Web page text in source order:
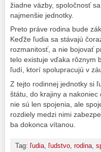
žiadne väzby, spoločnosť
najmenšie jednotky.
Preto práve rodina bude
Keďže ľudia sa stávajú
rozmanitosť, a nie bojovať
telo existuje vďaka rôznym
ľudí, ktorí spolupracujú v
Z tejto rodinnej jednotky si
štátu, do krajiny a
nie sú len spojenia, ale
rozdiely medzi nimi
ba dokonca vítanou.
Tag: ľudia ľudstvo rodina